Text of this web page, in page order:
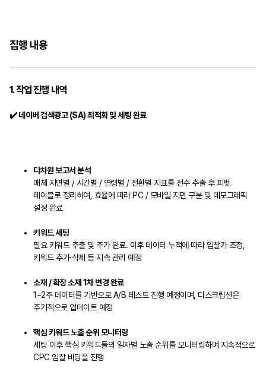
집행 내용
1. 작업 진행 내역
✔️ 네이버 검색광고 (SA) 최적화 및 세팅 완료
다차원 보고서 분석
매체 지면별 / 시간별 / 연령별 / 전환별 지표를 전수 추출 후 피벗
테이블로 정리하여, 효율에 따라 PC / 모바일 지면 구분 및 데모그래픽
설정 완료
키워드 세팅
필요 키워드 추출 및 추가 완료. 이후 데이터 누적에 따라 입찰가 조정,
키워드 추가·삭제 등 지속 관리 예정
소재 / 확장 소재 1차 변경 완료
1~2주 데이터를 기반으로 A/B 테스트 진행 예정이며, 디스크립션은
주기적으로 업데이트 예정
핵심 키워드 노출 순위 모니터링
세팅 이후 핵심 키워드들의 일자별 노출 순위를 모니터링하며 지속적으로
CPC 입찰 비딩을 진행